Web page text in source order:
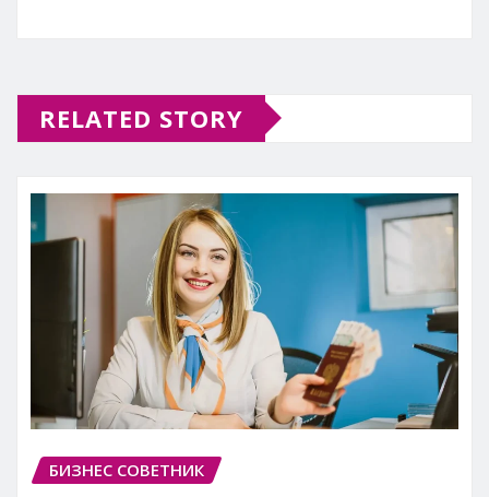
RELATED STORY
БИЗНЕС СОВЕТНИК